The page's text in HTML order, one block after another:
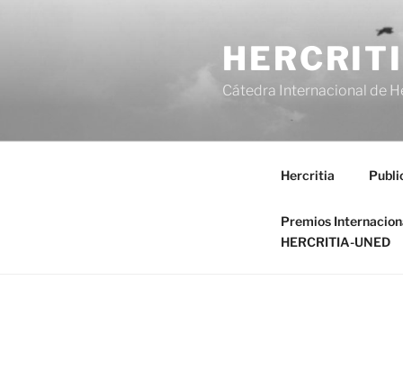
Cátedra Internacional de
Hercritia
Premios
HERCRITIA-UNED